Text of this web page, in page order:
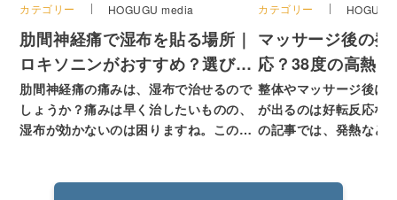
カテゴリー HOGUGU media
肋間神経痛で湿布を貼る場所｜
ロキソニンがおすすめ？選び方
も解説
肋間神経痛の痛みは、湿布で治せるので
しょうか？痛みは早く治したいものの、
湿布が効かないのは困りますね。この記
肋間神経痛の原因についても解説するの
カテゴリー
マッサージ後の発
応？38度の高熱
るかも
整体やマッサージ後に
が出るのは好転反応な
の記事では、発熱など
験談も紹介するので参